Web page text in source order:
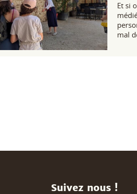
Et si
mal
la
Suivez nous !